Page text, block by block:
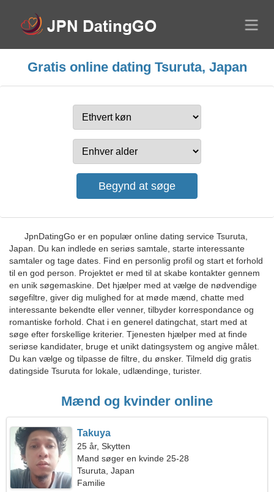
Gratis online dating Tsuruta, Japan
JpnDatingGo er en populær online dating service Tsuruta,
Japan. Du kan indlede en seriøs samtale, starte interessante
samtaler og tage dates. Find en personlig profil og start et forhold
til en god person. Projektet er med til at skabe kontakter gennem
en unik søgemaskine. Det hjælper med at vælge de nødvendige
søgefiltre, giver dig mulighed for at møde mænd, chatte med
interessante bekendte eller venner, tilbyder korrespondance og
romantiske forhold. Chat i en generel datingchat, start med at
søge efter forskellige kriterier. Tjenesten hjælper med at finde
seriøse kandidater, bruge et unikt datingsystem og angive målet.
Du kan vælge og tilpasse de filtre, du ønsker. Tilmeld dig gratis
datingside Tsuruta for lokale, udlændinge, turister.
Mænd og kvinder online
Takuya
25 år, Skytten
Mand søger en kvinde 25-28
Tsuruta, Japan
Familie